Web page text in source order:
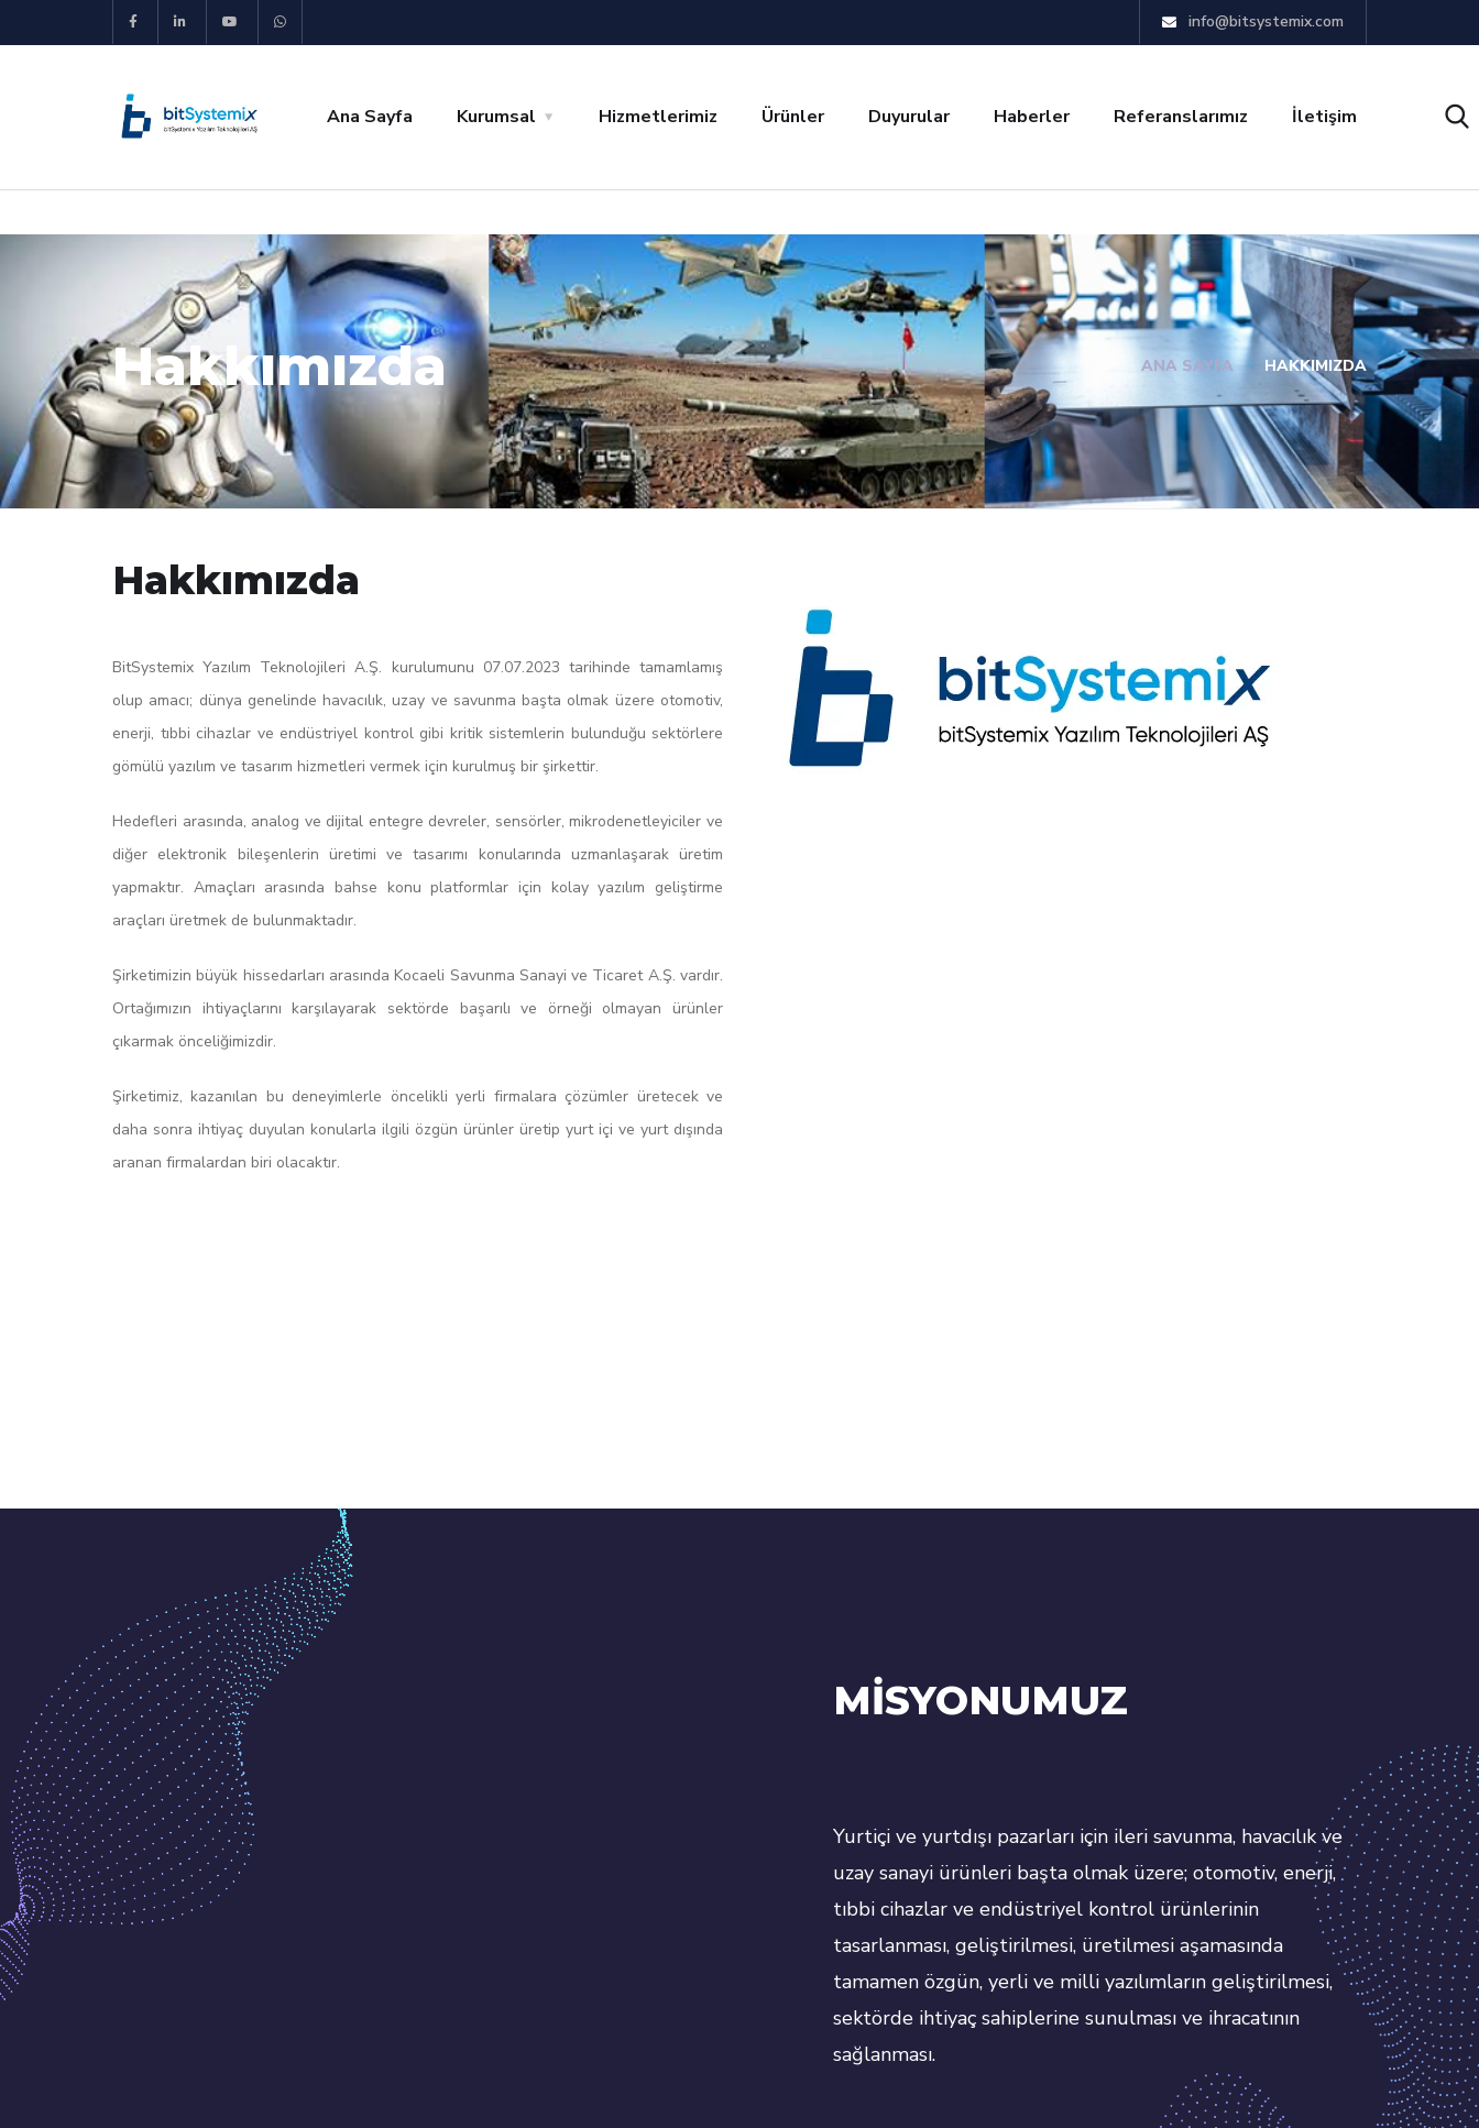
info@bitsystemix.com
Ana Sayfa Kurumsal Hizmetlerimiz Ürünler Duyurular Haberler Referanslarımız İletişim
Hakkımızda ANA SAYFA HAKKIMIZDA
Hakkımızda
BitSystemix Yazılım Teknolojileri A.Ş. kurulumunu 07.07.2023 tarihinde tamamlamış
olup amacı; dünya genelinde havacılık, uzay ve savunma başta olmak üzere otomotiv,
enerji, tıbbi cihazlar ve endüstriyel kontrol gibi kritik sistemlerin bulunduğu sektörlere
gömülü yazılım ve tasarım hizmetleri vermek için kurulmuş bir şirkettir.
Hedefleri arasında, analog ve dijital entegre devreler, sensörler, mikrodenetleyiciler ve
diğer elektronik bileşenlerin üretimi ve tasarımı konularında uzmanlaşarak üretim
yapmaktır. Amaçları arasında bahse konu platformlar için kolay yazılım geliştirme
araçları üretmek de bulunmaktadır.
Şirketimizin büyük hissedarları arasında Kocaeli Savunma Sanayi ve Ticaret A.Ş. vardır.
Ortağımızın ihtiyaçlarını karşılayarak sektörde başarılı ve örneği olmayan ürünler
çıkarmak önceliğimizdir.
Şirketimiz, kazanılan bu deneyimlerle öncelikli yerli firmalara çözümler üretecek ve
daha sonra ihtiyaç duyulan konularla ilgili özgün ürünler üretip yurt içi ve yurt dışında
aranan firmalardan biri olacaktır.
MİSYONUMUZ
Yurtiçi ve yurtdışı pazarları için ileri savunma, havacılık ve
uzay sanayi ürünleri başta olmak üzere; otomotiv, enerji,
tıbbi cihazlar ve endüstriyel kontrol ürünlerinin
tasarlanması, geliştirilmesi, üretilmesi aşamasında
tamamen özgün, yerli ve milli yazılımların geliştirilmesi,
sektörde ihtiyaç sahiplerine sunulması ve ihracatının
sağlanması.